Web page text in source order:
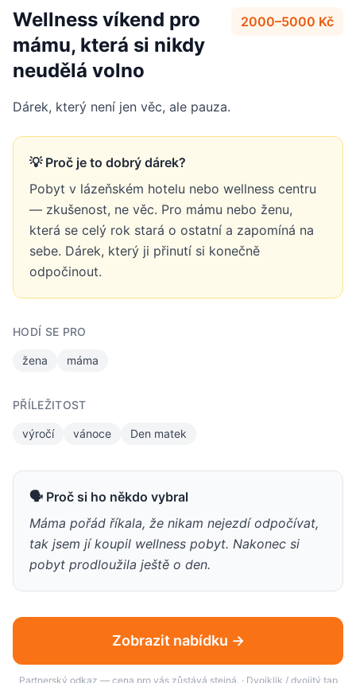
Wellness víkend pro
mámu, která si nikdy
neudělá volno
2000–5000 Kč
Dárek, který není jen věc, ale pauza.
💡 Proč je to dobrý dárek?
Pobyt v lázeňském hotelu nebo wellness centru
— zkušenost, ne věc. Pro mámu nebo ženu,
která se celý rok stará o ostatní a zapomíná na
sebe. Dárek, který ji přinutí si konečně
odpočinout.
HODÍ SE PRO
žena máma
PŘÍLEŽITOST
výročí vánoce Den matek
🗣 Proč si ho někdo vybral
Máma pořád říkala, že nikam nejezdí odpočívat,
tak jsem jí koupil wellness pobyt. Nakonec si
pobyt prodloužila ještě o den.
Zobrazit nabídku →
Partnerský odkaz — cena pro vás zůstává stejná. · Dvojklik / dvojitý tap